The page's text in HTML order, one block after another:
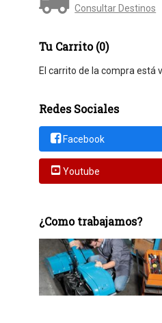
Consultar Destinos
Tu Carrito (0)
El carrito de la compra está
Redes Sociales
Facebook
Youtube
¿Como trabajamos?